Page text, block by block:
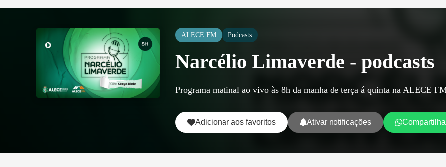
ALECE FM Podcasts
Narcélio Limaverde - podcasts
Programa matinal ao vivo às 8h da manha de terça á quinta na ALECE
Adicionar aos favoritos Ativar notificações